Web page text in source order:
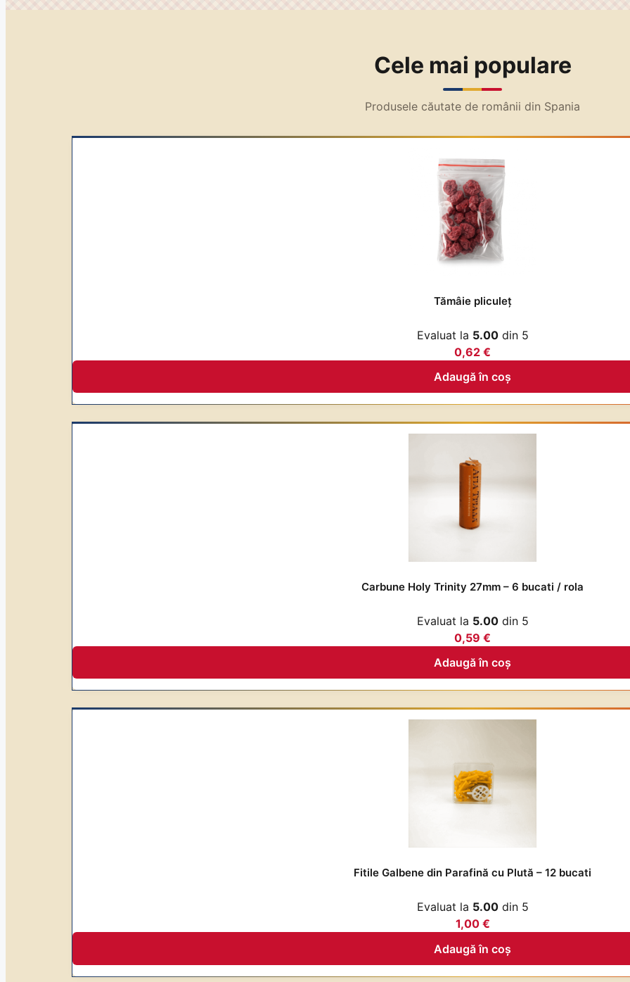
Cele mai populare
Produsele căutate de românii din Spania
Tămâie pliculeţ
Evaluat la 5.00din 5
0,62 €
Adaugă în coș
Carbune Holy Trinity 27mm – 6 bucati / rola
Evaluat la 5.00din 5
0,59 €
Adaugă în coș
Fitile Galbene din Parafină cu Plută – 12 bucati
Evaluat la 5.00din 5
1,00 €
Adaugă în coș